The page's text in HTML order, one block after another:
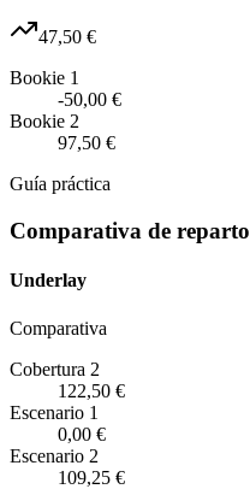
47,50 €
Bookie 1
-50,00 €
Bookie 2
97,50 €
Guía práctica
Comparativa de reparto
Underlay
Comparativa
Cobertura 2
122,50 €
Escenario 1
0,00 €
Escenario 2
109,25 €